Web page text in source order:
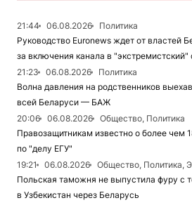
21:44 06.08.2026
Политика
Руководство Euronews ждет от властей
за включения канала в "экстремистский"
21:23
06.08.2026
Политика
Волна давления на родственников
всей Беларуси — БАЖ
20:06
06.08.2026
Общество, Политика
Правозащитникам известно о более чем
по "делу ЕГУ"
19:21
06.08.2026
Общество, Политика,
Польская таможня не выпустила фуру с
в Узбекистан через Беларусь